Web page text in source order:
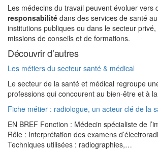
Les médecins du travail peuvent évoluer vers
responsabilité dans des services de santé
institutions publiques ou dans le secteur
missions de conseils et de formations.
Découvrir d’autres
Les métiers du secteur santé & médical
Le secteur de la santé et médical regroupe
professions qui concourent au bien-être et à
Fiche métier : radiologue, un acteur clé de la
EN BREF Fonction : Médecin spécialiste de
Rôle : Interprétation des examens
Techniques utilisées : radiographies,…